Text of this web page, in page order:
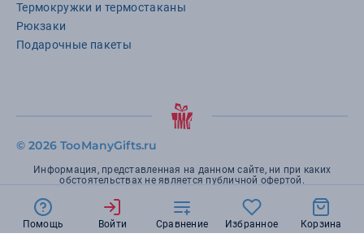
Термокружки и термостаканы
Рюкзаки
Подарочные пакеты
© 2026 TooManyGifts.ru
Информация, представленная на данном сайте, ни при каких
обстоятельствах не является публичной офертой.
Помощь Войти Сравнение Избранное Корзина